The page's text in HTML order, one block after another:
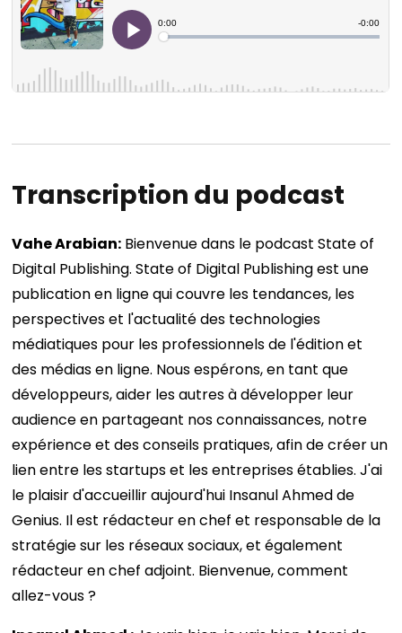
Transcription du podcast
Vahe Arabian: Bienvenue dans le podcast State of
Digital Publishing. State of Digital Publishing est une
publication en ligne qui couvre les tendances, les
perspectives et l'actualité des technologies
médiatiques pour les professionnels de l'édition et
des médias en ligne. Nous espérons, en tant que
développeurs, aider les autres à développer leur
audience en partageant nos connaissances, notre
expérience et des conseils pratiques, afin de créer un
lien entre les startups et les entreprises établies. J'ai
le plaisir d'accueillir aujourd'hui Insanul Ahmed de
Genius. Il est rédacteur en chef et responsable de la
stratégie sur les réseaux sociaux, et également
rédacteur en chef adjoint. Bienvenue, comment
allez-vous ?